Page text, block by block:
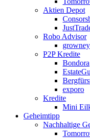
Aktien Depot
Robo Advisor
growney
P2P Kredite
Bondora
exporo
Kredite
Mini
Geheimtipp
Nachhaltige